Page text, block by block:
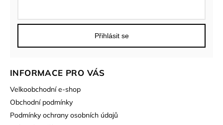
INFORMACE PRO VÁS
Velkoobchodní e-shop
Obchodní podmínky
Podmínky ochrany osobních údajů
Přihlásit se